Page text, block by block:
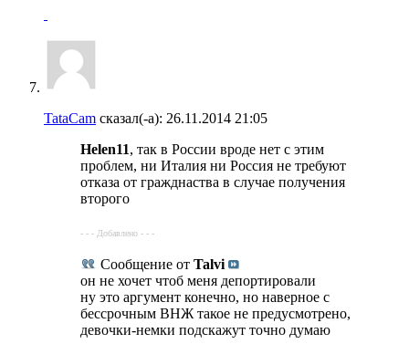
TataCam сказал(-а): 26.11.2014 21:05
Helen11, так в России вроде нет с этим
проблем, ни Италия ни Россия не требуют
отказа от гражднаства в случае получения
второго
- - - Добавлено - - -
Сообщение от Talvi
он не хочет чтоб меня депортировали
ну это аргумент конечно, но наверное с
бессрочным ВНЖ такое не предусмотрено,
девочки-немки подскажут точно думаю